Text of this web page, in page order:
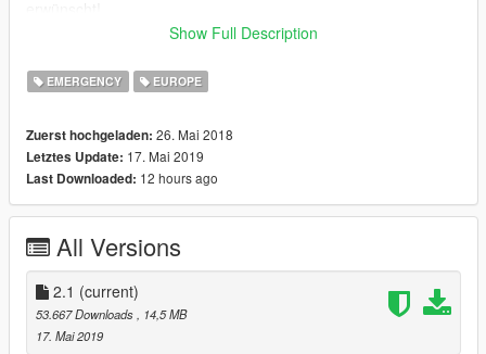
Installiere dir zuerst folgende Plugins bevor du German EUP
installierst. / First of all you install the following plugins before
OpenIV
EUP Law & Order
EUP Serve & Rescue
Installation
Den Inhalt der folgenden Ordner verschiebt oder kopiert ihr
bitte in die folgenden Verzeichnisse. Falls ihr noch
irgendwelche Fragen habt, könnt ihr mir diese gerne auf
Show Full Description
EMERGENCY EUROPE
Zuerst hochgeladen: 26. Mai 2018
Letztes Update: 17. Mai 2019
Last Downloaded: 12 hours ago
All Versions
2.1 (current)
53.667 Downloads
, 14,5 MB
17. Mai 2019